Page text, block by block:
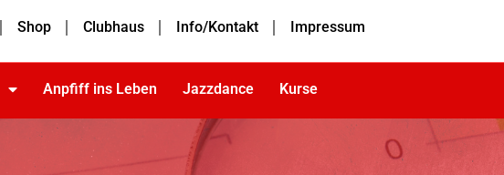
Shop Clubhaus Info/Kontakt Impressum
Anpfiff ins Leben Jazzdance Kurse